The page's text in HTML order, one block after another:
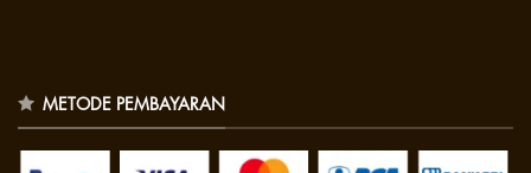
METODE PEMBAYARAN